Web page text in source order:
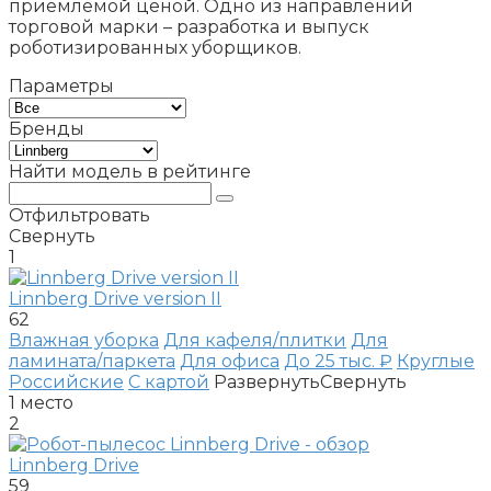
приемлемой ценой. Одно из направлений
торговой марки – разработка и выпуск
роботизированных уборщиков.
Параметры
Бренды
Найти модель в рейтинге
Отфильтровать
Свернуть
1
Linnberg Drive version II
62
Влажная уборка Для кафеля/плитки Для
ламината/паркета Для офиса До 25 тыс. ₽ Круглые
Российские С картой РазвернутьСвернуть
1 место
2
Linnberg Drive
59